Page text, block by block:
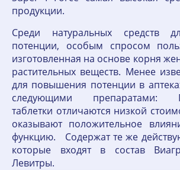
продукции.
Среди натуральных средств
потенции, особым спросом
изготовленная на основе корня
растительных веществ. Менее
для повышения потенции в
следующими препаратами:
таблетки отличаются низкой
оказывают положительное
функцию. Содержат те же
которые входят в состав
Левитры.